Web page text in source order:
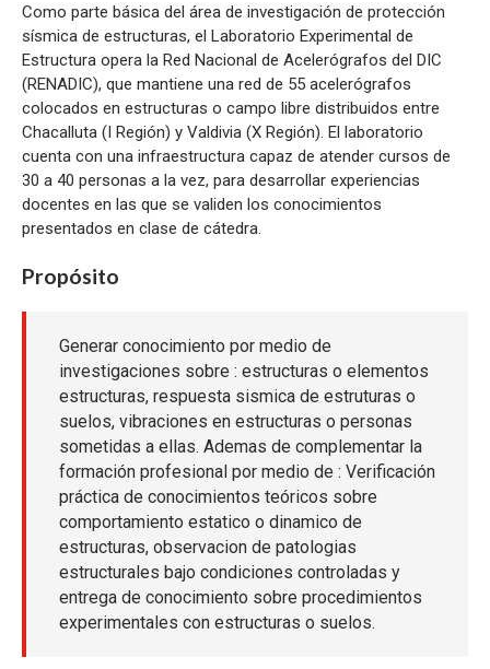
Como parte básica del área de investigación de protección
sísmica de estructuras, el Laboratorio Experimental de
Estructura opera la Red Nacional de Acelerógrafos del DIC
(RENADIC), que mantiene una red de 55 acelerógrafos
colocados en estructuras o campo libre distribuidos entre
Chacalluta (I Región) y Valdivia (X Región). El laboratorio
cuenta con una infraestructura capaz de atender cursos de
30 a 40 personas a la vez, para desarrollar experiencias
docentes en las que se validen los conocimientos
presentados en clase de cátedra.
Propósito
Generar conocimiento por medio de
investigaciones sobre : estructuras o elementos
estructuras, respuesta sismica de estruturas o
suelos, vibraciones en estructuras o personas
sometidas a ellas. Ademas de complementar la
formación profesional por medio de : Verificación
práctica de conocimientos teóricos sobre
comportamiento estatico o dinamico de
estructuras, observacion de patologias
estructurales bajo condiciones controladas y
entrega de conocimiento sobre procedimientos
experimentales con estructuras o suelos.